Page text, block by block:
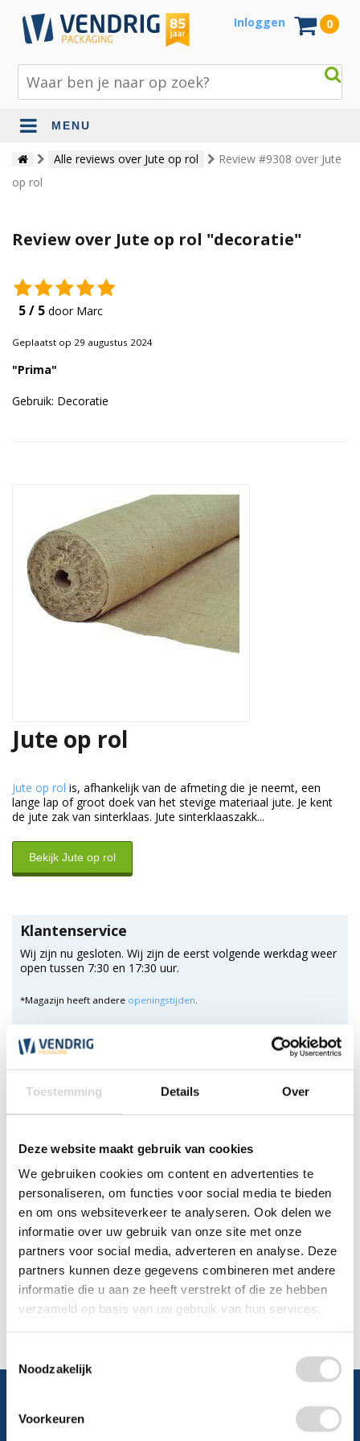
Toestemming Details Over
Deze website maakt gebruik van cookies
We gebruiken cookies om content en advertenties te
personaliseren, om functies voor social media te bieden
en om ons websiteverkeer te analyseren. Ook delen we
informatie over uw gebruik van onze site met onze
partners voor social media, adverteren en analyse. Deze
partners kunnen deze gegevens combineren met andere
informatie die u aan ze heeft verstrekt of die ze hebben
verzameld op basis van uw gebruik van hun services.
Noodzakelijk
Voorkeuren
Inloggen 0
MENU
Beschermingsmateriaal
Bouw- en tuinmaterialen
Papier en karton
Tape en stickers
Verhuismaterialen
Duurzame verpakkingen
Bedrukte verpakkingen
Alle reviews over Jute op rol
Review #9308 over Jute
op rol
Review over Jute op rol "decoratie"
5 / 5 door Marc
Geplaatst op 29 augustus 2024
"Prima"
Gebruik: Decoratie
Jute op rol
Jute op rol is, afhankelijk van de afmeting die je neemt, een
lange lap of groot doek van het stevige materiaal jute. Je kent
de jute zak van sinterklaas. Jute sinterklaaszakk...
Bekijk Jute op rol
Klantenservice
Wij zijn nu gesloten. Wij zijn de eerst volgende werkdag weer
open tussen 7:30 en 17:30 uur.
*Magazijn heeft andere openingstijden.
0348 4791 95
Chat
Mailen
Offerte aanvragen
Vraag een speciale prijs op bij ons, wij
kijken naar de mogelijkheden.